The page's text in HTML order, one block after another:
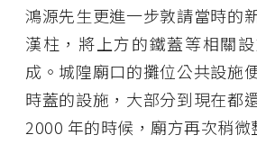
鴻源先生更進一步敦請當時的
漢柱，將上方的鐵蓋等相關
成。城隍廟口的攤位公共設施
時蓋的設施，大部分到現在都
2000 年的時候，廟方再次稍微